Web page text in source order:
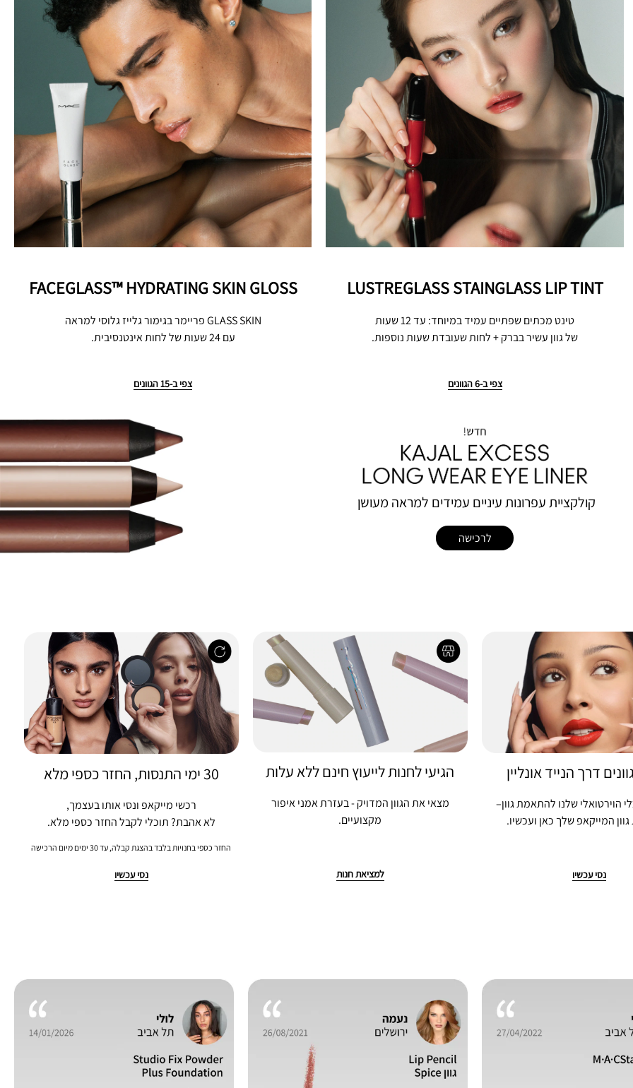
LUSTREGLASS STAINGLASS LIP TINT
טינט מכתים שפתיים עמיד במיוחד: עד 12 שעות
של גוון עשיר בברק + לחות שעובדת שעות נוספות.
צפי ב-6 הגוונים
FACEGLASS™ HYDRATING SKIN GLOSS
GLASS SKIN פריימר בגימור גלייז גלוסי למראה
עם 24 שעות של לחות אינטנסיבית.
צפי ב-15 הגוונים
קולקציית‭ ‬עפרונות‭ ‬עיניים‭ ‬עמידים‭ ‬למראה‭ ‬מעושן‭ ‬
לרכישה
הוירטואלי שלנו להתאמת גוון–
המייקאפ שלך כאן ועכשיו.
נסי עכשיו
הגיעי לחנות לייעוץ חינם ללא עלות
מצאי את הגוון המדויק - בעזרת אמני איפור
מקצועיים.
למציאת חנות
30 ימי התנסות, החזר כספי מלא
רכשי מייקאפ ונסי אותו בעצמך,
לא אהבת? תוכלי לקבל החזר כספי מלא.
החזר כספי בחנויות בלבד בהצגת קבלה, עד 30 ימים מיום הרכישה
נסי עכשיו